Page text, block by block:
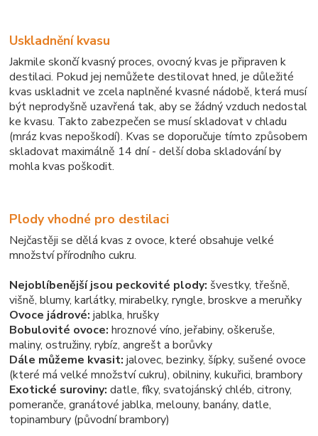
Uskladnění kvasu
Jakmile skončí kvasný proces, ovocný kvas je připraven k
destilaci. Pokud jej nemůžete destilovat hned, je důležité
kvas uskladnit ve zcela naplněné kvasné nádobě, která musí
být neprodyšně uzavřená tak, aby se žádný vzduch nedostal
ke kvasu. Takto zabezpečen se musí skladovat v chladu
(mráz kvas nepoškodí). Kvas se doporučuje tímto způsobem
skladovat maximálně 14 dní - delší doba skladování by
mohla kvas poškodit.
Plody vhodné pro destilaci
Nejčastěji se dělá kvas z ovoce, které obsahuje velké
množství přírodního cukru.
Nejoblíbenější jsou peckovité plody: švestky, třešně,
višně, blumy, karlátky, mirabelky, ryngle, broskve a meruňky
Ovoce jádrové: jablka, hrušky
Bobulovité ovoce: hroznové víno, jeřabiny, oškeruše,
maliny, ostružiny, rybíz, angrešt a borůvky
Dále můžeme kvasit: jalovec, bezinky, šípky, sušené ovoce
(které má velké množství cukru), obilniny, kukuřici, brambory
Exotické suroviny: datle, fíky, svatojánský chléb, citrony,
pomeranče, granátové jablka, melouny, banány, datle,
topinambury (původní brambory)